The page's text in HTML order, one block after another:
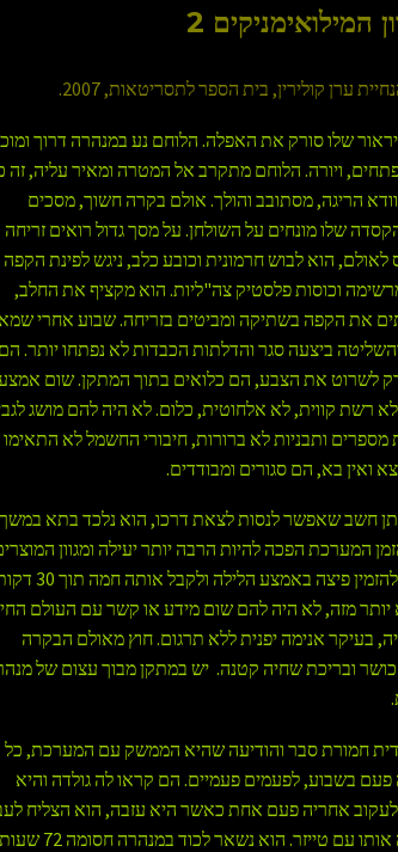
המילואימניקים 2
, 2007.
שלו סורק את האפלה. הלוחם נע במנהרה דרוך
ויורה. הלוחם מתקרב אל המטרה ומאיר עליה, זה
הריגה, מסתובב והולך. אולם בקרה חשוך, מסכים
שלו מונחים על השולחן. על מסך גדול רואים זריחה
לאולם, הוא לבוש חרמונית וכובע כלב, ניגש לפינת הקפה
וכוסות פלסטיק צה"ליות. הוא מקציף את החלב,
את הקפה בשתיקה ומביטים בזריחה.שבוע אחרי
ביצעה סגר והדלתות הכבדות לא נפתחו יותר. הם
רק לשרוט את הצבע, הם כלואים בתוך המתקן. שום
רשת קווית, לא אלחוטית, כלום. לא היה להם מושג
ותבניות לא ברורות, חיבורי החשמל לא התאימו
ואין בא, הם סגורים ומבודדים.
המערכת הפכה להיות הרבה יותר יעילה ומגוון
שניתן היה להזמין התרחבה. הם יכלו להזמין פיצה באמצע הלילה
יותר מזה, לא היה להם שום מידע או קשר עם העולם
בעיקר אנימה יפנית ללא תרגום. חוץ מאולם הבקרה
ובריכת שחיה קטנה. יש במתקן מבוך עצום של
חמורת סבר והודיעה שהיא הממשק עם המערכת, כל
בשבוע, לפעמים פעמיים. הם קראו לה גולדה והיא
אחריה פעם אחת כאשר היא עזבה, הוא הצליח
דלת אחת ואז היא הסתובבה והיממה אותו עם טייזר. הוא נשאר לכוד במנהרה חסומה 72 שעות